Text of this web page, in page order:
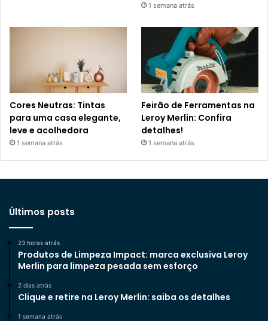
1 semana atrás
Cores Neutras: Tintas
para uma casa elegante,
leve e acolhedora
1 semana atrás
Feirão de Ferramentas na
Leroy Merlin: Confira
detalhes!
1 semana atrás
Últimos posts
23 horas atrás
Produtos de Limpeza Impact: marca exclusiva Leroy
Merlin para limpeza pesada sem esforço
2 dias atrás
Clique e retire na Leroy Merlin: saiba os detalhes
1 semana atrás